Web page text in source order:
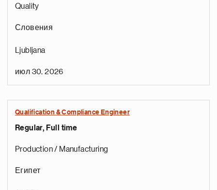
Quality
Словения
Ljubljana
июл 30, 2026
Qualification & Compliance Engineer
Regular, Full time
Production / Manufacturing
Египет
я
т
р
ц